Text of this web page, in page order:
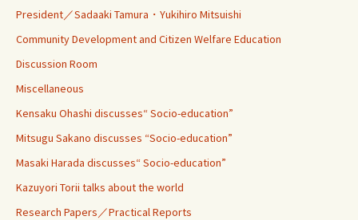
President／Sadaaki Tamura・Yukihiro Mitsuishi
Community Development and Citizen Welfare Education
Discussion Room
Miscellaneous
Kensaku Ohashi discusses“ Socio-education”
Mitsugu Sakano discusses “Socio-education”
Masaki Harada discusses“ Socio-education”
Kazuyori Torii talks about the world
Research Papers／Practical Reports